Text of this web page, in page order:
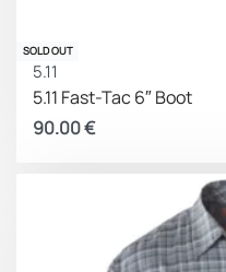
SOLD OUT
5.11
5.11 Fast-Tac 6″ Boot
90.00€